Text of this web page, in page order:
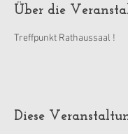
Über die
Treffpunkt Rathaussaal !
Diese